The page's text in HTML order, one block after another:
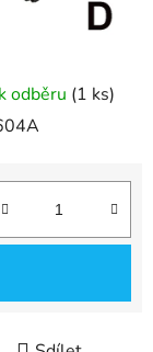
odběru (1 ks)